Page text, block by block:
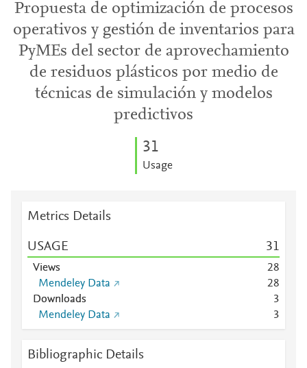
Propuesta de optimización de procesos
operativos y gestión de inventarios para
PyMEs del sector de aprovechamiento
de residuos plásticos por medio de
técnicas de simulación y modelos
predictivos
31
Usage
Metrics Details
USAGE 31
Views 28
Mendeley Data
28
Downloads
3
Mendeley Data
3
Bibliographic Details